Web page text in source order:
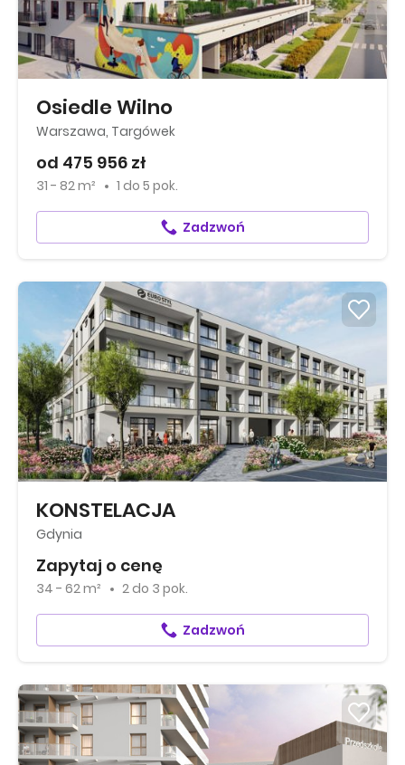
Osiedle Wilno
Warszawa, Targówek
od 475 956 zł
31 - 82 m² 1 do 5 pok.
Zadzwoń
KONSTELACJA
Gdynia
Zapytaj o cenę
34 - 62 m² 2 do 3 pok.
Zadzwoń